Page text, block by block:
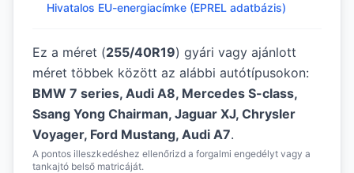
Hivatalos EU-energiacímke (EPREL adatbázis)
Ez a méret (255/40R19) gyári vagy ajánlott
méret többek között az alábbi autótípusokon:
BMW 7 series, Audi A8, Mercedes S-class,
Ssang Yong Chairman, Jaguar XJ, Chrysler
Voyager, Ford Mustang, Audi A7.
A pontos illeszkedéshez ellenőrizd a forgalmi engedélyt vagy a
tankajtó belső matricáját.